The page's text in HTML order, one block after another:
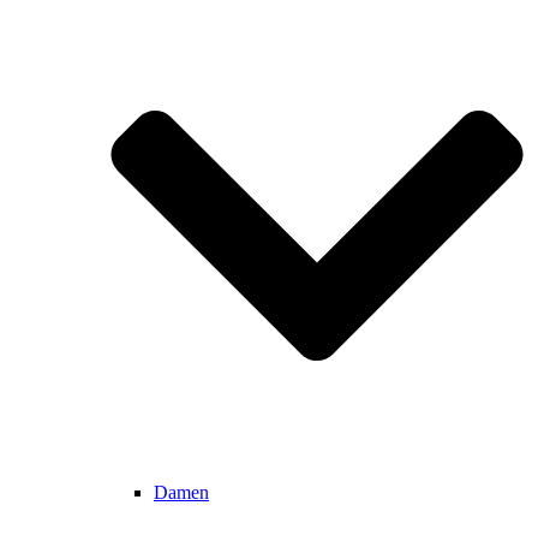
Damen